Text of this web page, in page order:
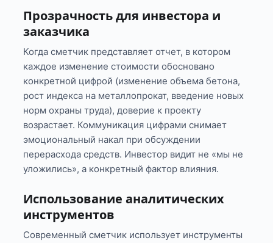
Прозрачность для инвестора и
заказчика
Когда сметчик представляет отчет, в котором
каждое изменение стоимости обосновано
конкретной цифрой (изменение объема бетона,
рост индекса на металлопрокат, введение новых
норм охраны труда), доверие к проекту
возрастает. Коммуникация цифрами снимает
эмоциональный накал при обсуждении
перерасхода средств. Инвестор видит не «мы не
уложились», а конкретный фактор влияния.
Использование аналитических
инструментов
Современный сметчик использует инструменты